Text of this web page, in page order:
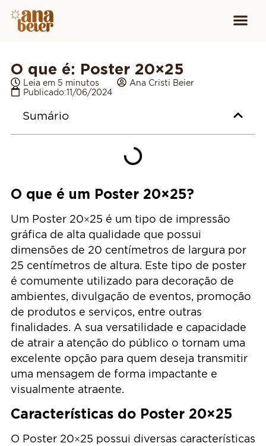
O que é: Poster 20×25
Leia em 5 minutos
Ana Cristi Beier
Publicado:11/06/2024
Sumário
O que é um Poster 20×25?
Um Poster 20×25 é um tipo de impressão
gráfica de alta qualidade que possui
dimensões de 20 centímetros de largura por
25 centímetros de altura. Este tipo de poster
é comumente utilizado para decoração de
ambientes, divulgação de eventos, promoção
de produtos e serviços, entre outras
finalidades. A sua versatilidade e capacidade
de atrair a atenção do público o tornam uma
excelente opção para quem deseja transmitir
uma mensagem de forma impactante e
visualmente atraente.
Características do Poster 20×25
O Poster 20×25 possui diversas características